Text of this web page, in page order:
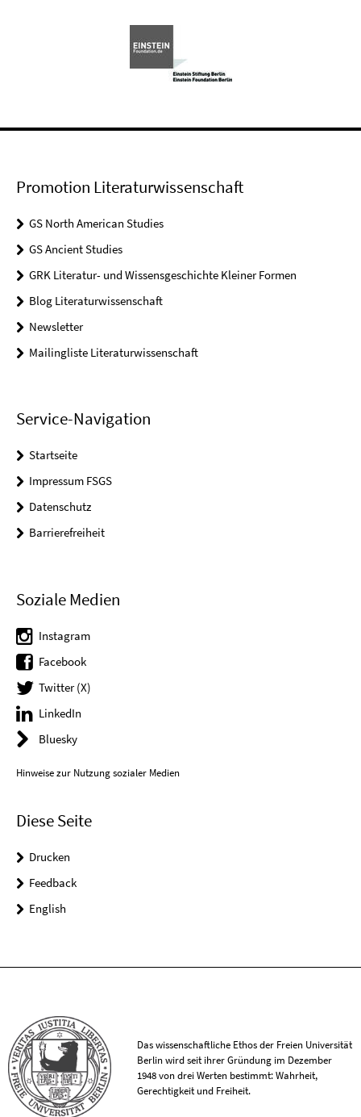
Promotion Literaturwissenschaft
GS North American Studies
GS Ancient Studies
GRK Literatur- und Wissensgeschichte Kleiner Formen
Blog Literaturwissenschaft
Newsletter
Mailingliste Literaturwissenschaft
Service-Navigation
Startseite
Impressum FSGS
Datenschutz
Barrierefreiheit
Soziale Medien
Instagram
Facebook
Twitter (X)
LinkedIn
Bluesky
Hinweise zur Nutzung sozialer Medien
Diese Seite
Drucken
Feedback
English
Das wissenschaftliche Ethos der Freien Universität
Berlin wird seit ihrer Gründung im Dezember
1948 von drei Werten bestimmt: Wahrheit,
Gerechtigkeit und Freiheit.